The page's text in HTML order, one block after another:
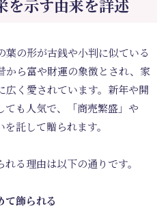
を示す由来を詳述
葉の形が古銭や小判に似ている
から富や財運の象徴とされ、家
広く愛されています。新年や開
ても人気で、「商売繁盛」や
託して贈られます。
る理由は以下の通りです。
て飾られる